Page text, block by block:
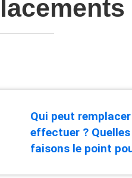
Qui peut
effectuer ?
faisons le point